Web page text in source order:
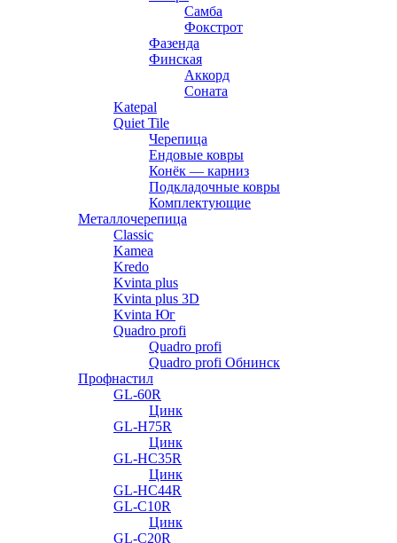
Самба
Фокстрот
Фазенда
Финская
Аккорд
Соната
Katepal
Quiet Tile
Черепица
Ендовые ковры
Конёк — карниз
Подкладочные ковры
Комплектующие
Металлочерепица
Classic
Kamea
Kredo
Kvinta plus
Kvinta plus 3D
Kvinta Юг
Quadro profi
Quadro profi
Quadro profi Обнинск
Профнастил
GL-60R
Цинк
GL-H75R
Цинк
GL-HC35R
Цинк
GL-HC44R
GL-С10R
Цинк
GL-С20R